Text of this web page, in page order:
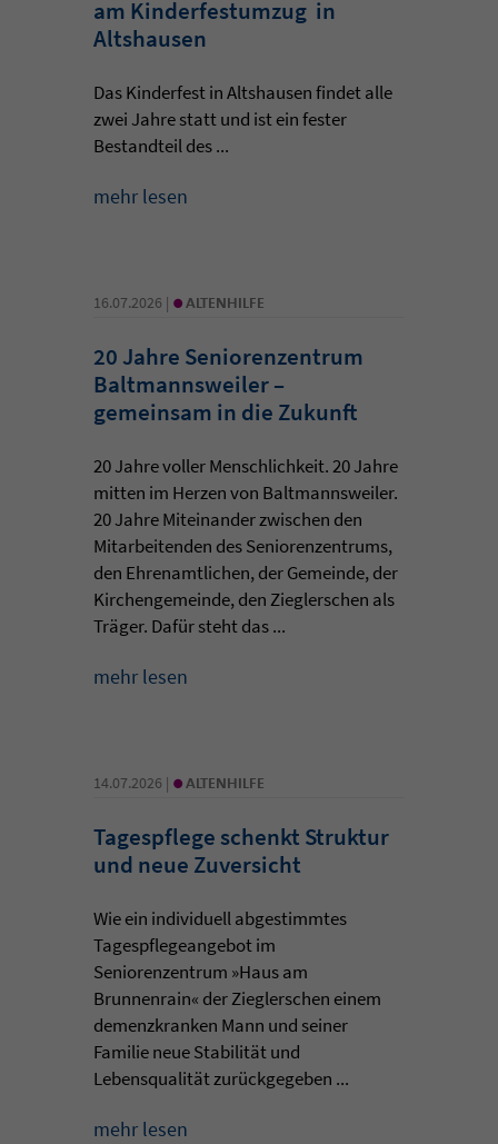
am Kinderfestumzug in
Altshausen
Das Kinderfest in Altshausen findet alle
zwei Jahre statt und ist ein fester
Bestandteil des ...
mehr lesen
16.07.2026 | •ALTENHILFE
20 Jahre Seniorenzentrum
Baltmannsweiler –
gemeinsam in die Zukunft
20 Jahre voller Menschlichkeit. 20 Jahre
mitten im Herzen von Baltmannsweiler.
20 Jahre Miteinander zwischen den
Mitarbeitenden des Seniorenzentrums,
den Ehrenamtlichen, der Gemeinde, der
Kirchengemeinde, den Zieglerschen als
Träger. Dafür steht das ...
mehr lesen
14.07.2026 | •ALTENHILFE
Tagespflege schenkt Struktur
und neue Zuversicht
Wie ein individuell abgestimmtes
Tagespflegeangebot im
Seniorenzentrum »Haus am
Brunnenrain« der Zieglerschen einem
demenzkranken Mann und seiner
Familie neue Stabilität und
Lebensqualität zurückgegeben ...
mehr lesen